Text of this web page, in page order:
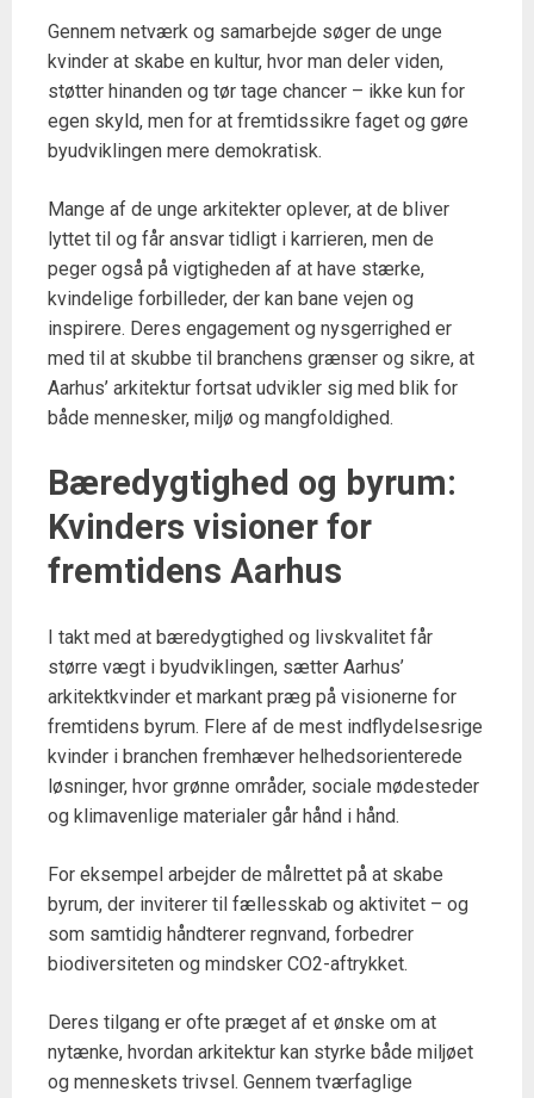
Gennem netværk og samarbejde søger de unge
kvinder at skabe en kultur, hvor man deler viden,
støtter hinanden og tør tage chancer – ikke kun for
egen skyld, men for at fremtidssikre faget og gøre
byudviklingen mere demokratisk.
Mange af de unge arkitekter oplever, at de bliver
lyttet til og får ansvar tidligt i karrieren, men de
peger også på vigtigheden af at have stærke,
kvindelige forbilleder, der kan bane vejen og
inspirere. Deres engagement og nysgerrighed er
med til at skubbe til branchens grænser og sikre, at
Aarhus’ arkitektur fortsat udvikler sig med blik for
både mennesker, miljø og mangfoldighed.
Bæredygtighed og byrum:
Kvinders visioner for
fremtidens Aarhus
I takt med at bæredygtighed og livskvalitet får
større vægt i byudviklingen, sætter Aarhus’
arkitektkvinder et markant præg på visionerne for
fremtidens byrum. Flere af de mest indflydelsesrige
kvinder i branchen fremhæver helhedsorienterede
løsninger, hvor grønne områder, sociale mødesteder
og klimavenlige materialer går hånd i hånd.
For eksempel arbejder de målrettet på at skabe
byrum, der inviterer til fællesskab og aktivitet – og
som samtidig håndterer regnvand, forbedrer
biodiversiteten og mindsker CO2-aftrykket.
Deres tilgang er ofte præget af et ønske om at
nytænke, hvordan arkitektur kan styrke både miljøet
og menneskets trivsel. Gennem tværfaglige